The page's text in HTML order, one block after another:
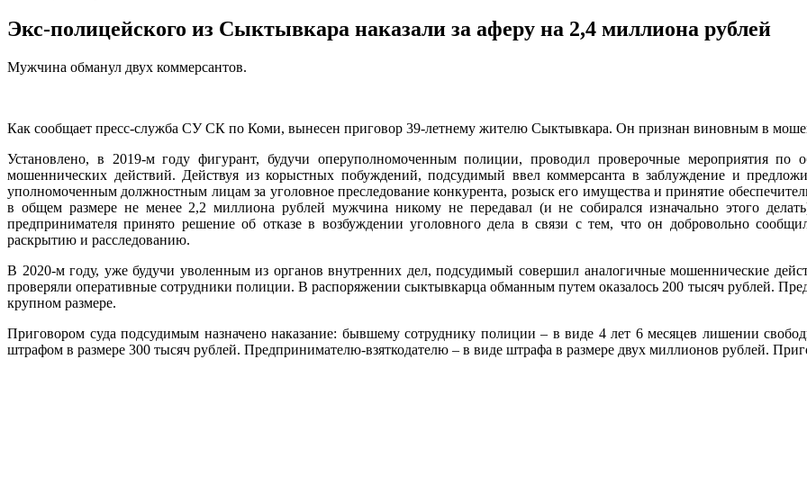
Экс-полицейского из Сыктывкара наказали за аферу на 2,4 миллиона рублей
Мужчина обманул двух коммерсантов.
Как сообщает пресс-служба СУ СК по Коми, вынесен приговор 39-летнему жителю Сыктывкара. Он признан виновным в
Установлено, в 2019-м году фигурант, будучи оперуполномоченным полиции, проводил проверочные мероприятия по
мошеннических действий. Действуя из корыстных побуждений, подсудимый ввел коммерсанта в заблуждение и
уполномоченным должностным лицам за уголовное преследование конкурента, розыск его имущества и принятие
в общем размере не менее 2,2 миллиона рублей мужчина никому не передавал (и не собирался изначально этого
предпринимателя принято решение об отказе в возбуждении уголовного дела в связи с тем, что он добровольно
раскрытию и расследованию.
В 2020-м году, уже будучи уволенным из органов внутренних дел, подсудимый совершил аналогичные мошеннические
проверяли оперативные сотрудники полиции. В распоряжении сыктывкарца обманным путем оказалось 200 тысяч рублей.
крупном размере.
Приговором суда подсудимым назначено наказание: бывшему сотруднику полиции – в виде 4 лет 6 месяцев лишении
штрафом в размере 300 тысяч рублей. Предпринимателю-взяткодателю – в виде штрафа в размере двух миллионов рублей.